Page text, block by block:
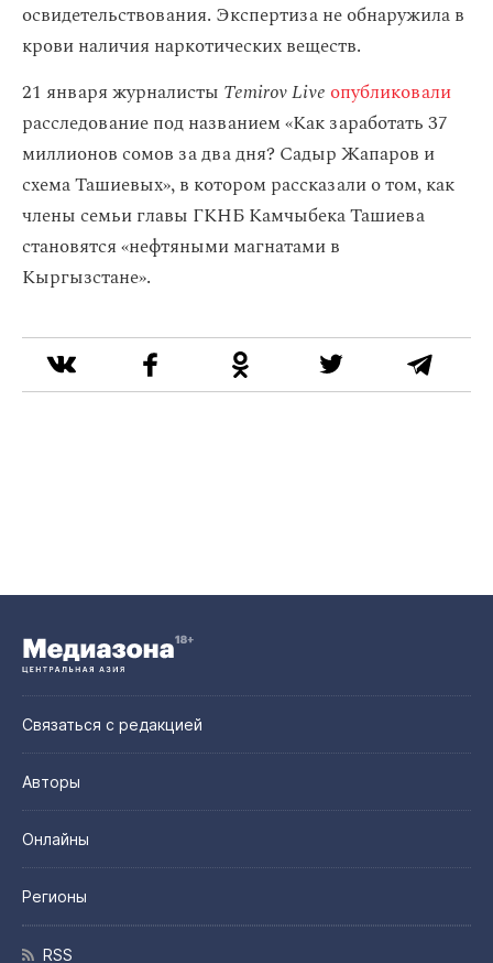
освидетельствования. Экспертиза не обнаружила в
крови наличия наркотических веществ.
21 января журналисты Temirov Live опубликовали
расследование под названием «Как заработать 37
миллионов сомов за два дня? Садыр Жапаров и
схема Ташиевых», в котором рассказали о том, как
члены семьи главы ГКНБ Камчыбека Ташиева
становятся «нефтяными магнатами в
Кыргызстане».
Связаться с редакцией
Авторы
Онлайны
Регионы
RSS